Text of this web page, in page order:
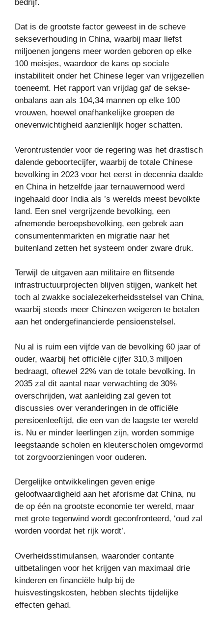
bedrijf.
Dat is de grootste factor geweest in de scheve
sekseverhouding in China, waarbij maar liefst
miljoenen jongens meer worden geboren op elke
100 meisjes, waardoor de kans op sociale
instabiliteit onder het Chinese leger van vrijgezellen
toeneemt. Het rapport van vrijdag gaf de sekse-
onbalans aan als 104,34 mannen op elke 100
vrouwen, hoewel onafhankelijke groepen de
onevenwichtigheid aanzienlijk hoger schatten.
Verontrustender voor de regering was het drastisch
dalende geboortecijfer, waarbij de totale Chinese
bevolking in 2023 voor het eerst in decennia daalde
en China in hetzelfde jaar ternauwernood werd
ingehaald door India als ’s werelds meest bevolkte
land. Een snel vergrijzende bevolking, een
afnemende beroepsbevolking, een gebrek aan
consumentenmarkten en migratie naar het
buitenland zetten het systeem onder zware druk.
Terwijl de uitgaven aan militaire en flitsende
infrastructuurprojecten blijven stijgen, wankelt het
toch al zwakke socialezekerheidsstelsel van China,
waarbij steeds meer Chinezen weigeren te betalen
aan het ondergefinancierde pensioenstelsel.
Nu al is ruim een ​​vijfde van de bevolking 60 jaar of
ouder, waarbij het officiële cijfer 310,3 miljoen
bedraagt, oftewel 22% van de totale bevolking. In
2035 zal dit aantal naar verwachting de 30%
overschrijden, wat aanleiding zal geven tot
discussies over veranderingen in de officiële
pensioenleeftijd, die een van de laagste ter wereld
is. Nu er minder leerlingen zijn, worden sommige
leegstaande scholen en kleuterscholen omgevormd
tot zorgvoorzieningen voor ouderen.
Dergelijke ontwikkelingen geven enige
geloofwaardigheid aan het aforisme dat China, nu
de op één na grootste economie ter wereld, maar
met grote tegenwind wordt geconfronteerd, ‘oud zal
worden voordat het rijk wordt’.
Overheidsstimulansen, waaronder contante
uitbetalingen voor het krijgen van maximaal drie
kinderen en financiële hulp bij de
huisvestingskosten, hebben slechts tijdelijke
effecten gehad.